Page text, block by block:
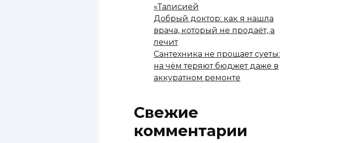
«Талисией
Добрый доктор: как я нашла
врача, который не продаёт, а
лечит
Сантехника не прощает суеты:
на чём теряют бюджет даже в
аккуратном ремонте
Свежие
комментарии